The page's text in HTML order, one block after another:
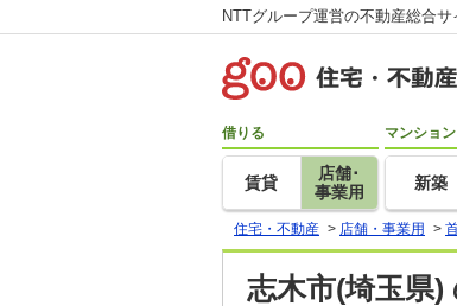
NTTグループ運営の不動産総合
借りる
賃貸
店舗･
事業用
マンショ
新築
住宅・不動産 > 店舗・事業用 >
志木市(埼玉県)